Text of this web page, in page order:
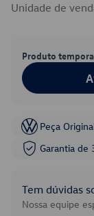
Unidade de
Produto
Peça
Garantia de
Tem dúvidas
Nossa equipe